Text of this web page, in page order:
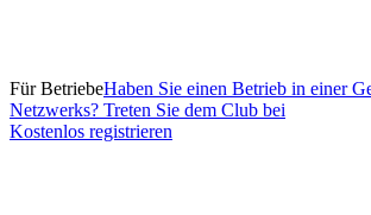
Für BetriebeHaben Sie einen Betrieb in einer
Netzwerks? Treten Sie dem Club bei
Kostenlos registrieren